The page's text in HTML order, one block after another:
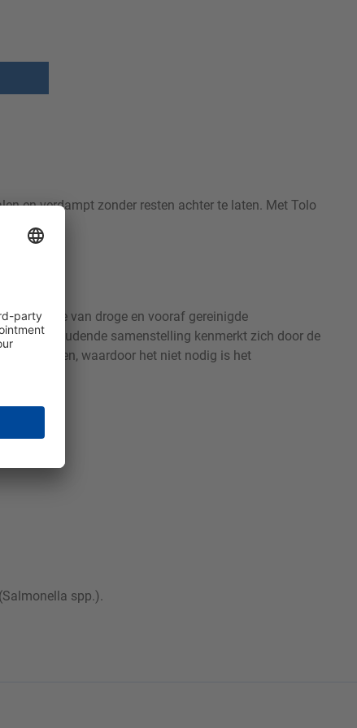
en verdampt zonder resten achter te laten. Met Tolo
resten.
van droge en vooraf gereinigde
alcoholhoudende samenstelling kenmerkt zich door de
waardoor het niet nodig is het
spp.).